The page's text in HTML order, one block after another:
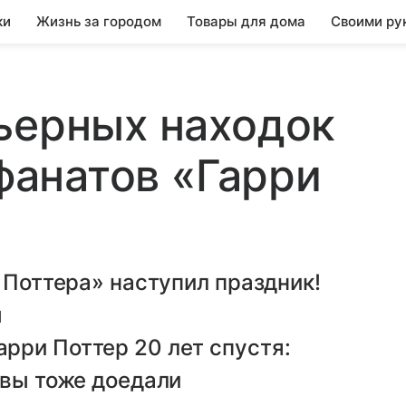
Жизнь за городом Товары для дома Своими
находок
«Гарри
наступил праздник!
Поттер 20 лет спустя:
тоже доедали